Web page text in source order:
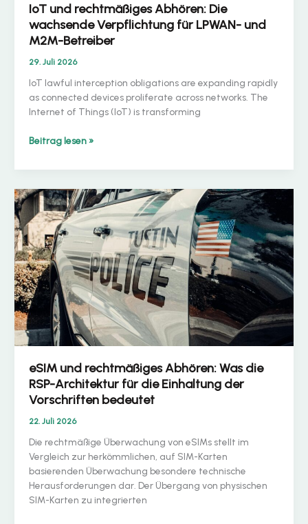
IoT und rechtmäßiges Abhören: Die
wachsende Verpflichtung für LPWAN- und
M2M-Betreiber
29. Juli 2026
IoT lawful interception obligations are expanding rapidly
as connected devices proliferate across networks. The
Internet of Things (IoT) is transforming
IoT
rechtmäßiges
Die
wachsende
Verpflichtung
für
LPWAN-
und
M2M-
Betreiber
Beitrag lesen »
eSIM und rechtmäßiges Abhören: Was die
RSP-Architektur für die Einhaltung der
Vorschriften bedeutet
22. Juli 2026
Die rechtmäßige Überwachung von eSIMs stellt im
Vergleich zur herkömmlichen, auf SIM-Karten
basierenden Überwachung besondere technische
Herausforderungen dar. Der Übergang von physischen
SIM-Karten zu integrierten